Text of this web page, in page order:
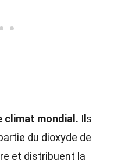
climat mondial. Ils
du dioxyde de
et distribuent la